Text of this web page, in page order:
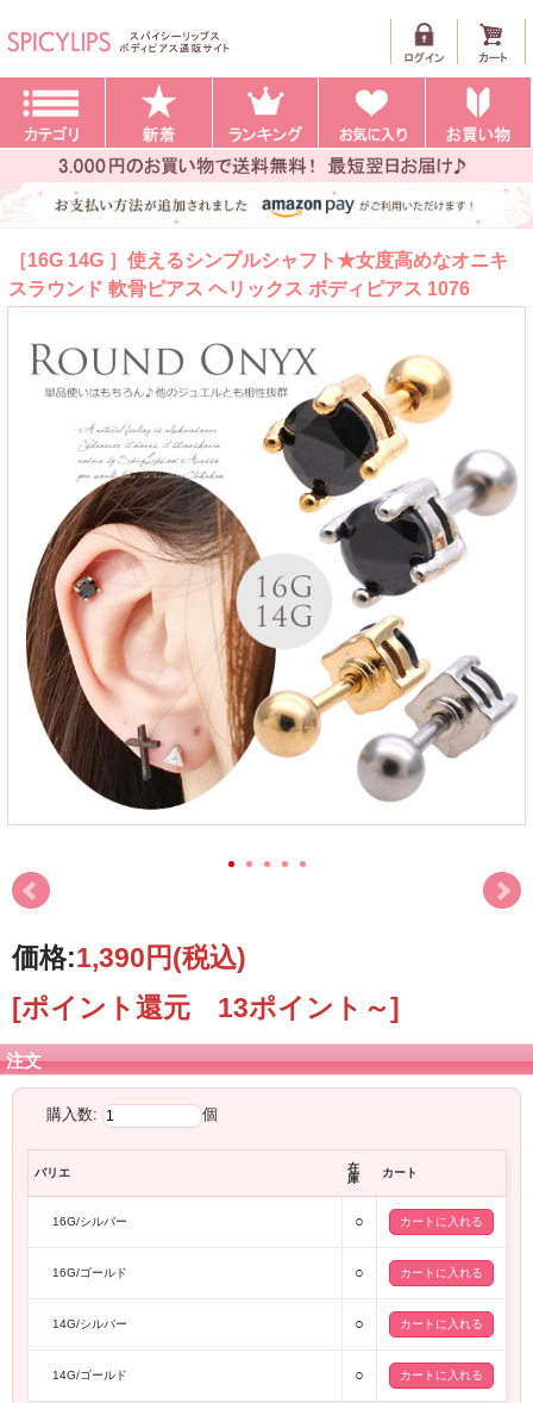
［16G 14G ］使えるシンプルシャフト★女度高めなオニキ
スラウンド 軟骨ピアス ヘリックス ボディピアス 1076
価格:1,390円(税込)
[ポイント還元 13ポイント～]
注文
購入数: 個
バリエ
在
庫
カート
16G/シルバー ○
16G/ゴールド ○
14G/シルバー ○
14G/ゴールド ○